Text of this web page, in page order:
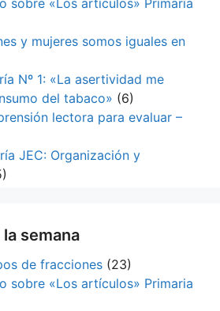
sobre «Los artículos» Primaria
y mujeres somos iguales en
Nº 1: «La asertividad me
del tabaco» (6)
lectora para evaluar –
JEC: Organización y
semana
de fracciones (23)
sobre «Los artículos» Primaria